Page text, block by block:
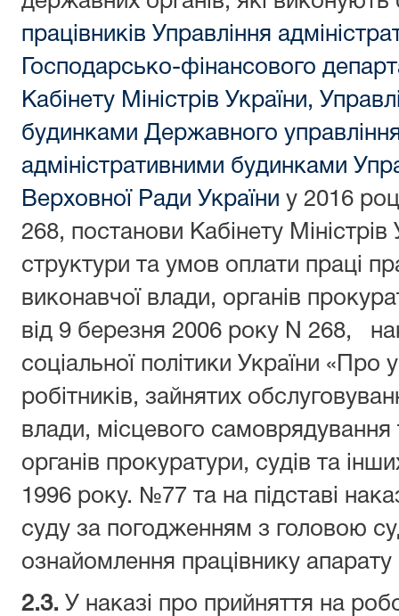
працівників Управління
Господарсько-фінансового
Кабінету Міністрів України,
будинками Державного
адміністративними будинками
Верховної Ради України у 2016
268, постанови Кабінету
структури та умов оплати праці
виконавчої влади, органів
від 9 березня 2006 року N 268,
соціальної політики України «Про
робітників, зайнятих
влади, місцевого самоврядування
органів прокуратури, судів та
1996 року. №77 та на підставі
суду за погодженням з головою
ознайомлення працівнику апарату
2.3. У наказі про прийняття на